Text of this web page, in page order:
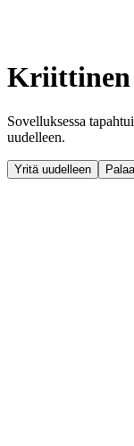
Kriittinen
Sovelluksessa
uudelleen.
Yritä uudelleen